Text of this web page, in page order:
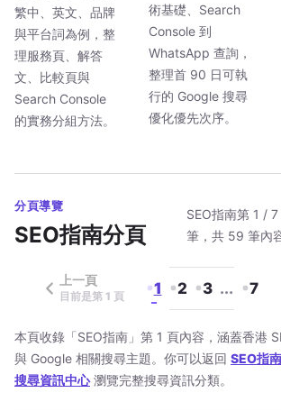
繁中、英文、品牌
與平台詞為例，整
理服務頁、解答
文、比較頁與
Search Console
的實務分組方法。
術基礎、Search
Console 到
WhatsApp 查詢，
整理首 90 日可執
行的 Google 搜尋
優化優先次序。
分頁導覽
SEO指南分頁
SEO指南第 1 /
筆，共 59 筆內容
上一頁
目前是第 1 頁 1 2 3 ... 7
本頁收錄「SEO指南」第 1 頁內容，涵蓋香港
與 Google 相關搜尋主題。你可以返回 SEO指
搜尋資訊中心瀏覽完整搜尋資訊分類。